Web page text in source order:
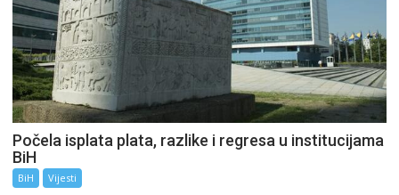
Počela isplata plata, razlike i regresa u institucijama
BiH
BiH Vijesti